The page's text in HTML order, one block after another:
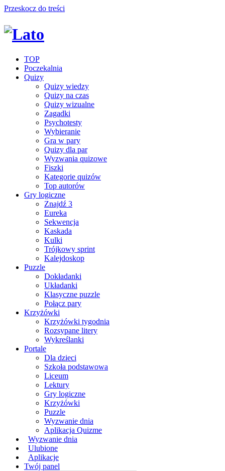
Przeskocz do treści
TOP
Poczekalnia
Quizy
Quizy wiedzy
Quizy na czas
Quizy wizualne
Zagadki
Psychotesty
Wybieranie
Gra w pary
Quizy dla par
Wyzwania quizowe
Fiszki
Kategorie quizów
Top autorów
Gry logiczne
Znajdź 3
Eureka
Sekwencja
Kaskada
Kulki
Trójkowy sprint
Kalejdoskop
Puzzle
Dokładanki
Układanki
Klasyczne puzzle
Połącz pary
Krzyżówki
Krzyżówki tygodnia
Rozsypane litery
Wykreślanki
Portale
Dla dzieci
Szkoła podstawowa
Liceum
Lektury
Gry logiczne
Krzyżówki
Puzzle
Wyzwanie dnia
Aplikacja Quizme
Wyzwanie dnia
Ulubione
Aplikacje
Twój panel